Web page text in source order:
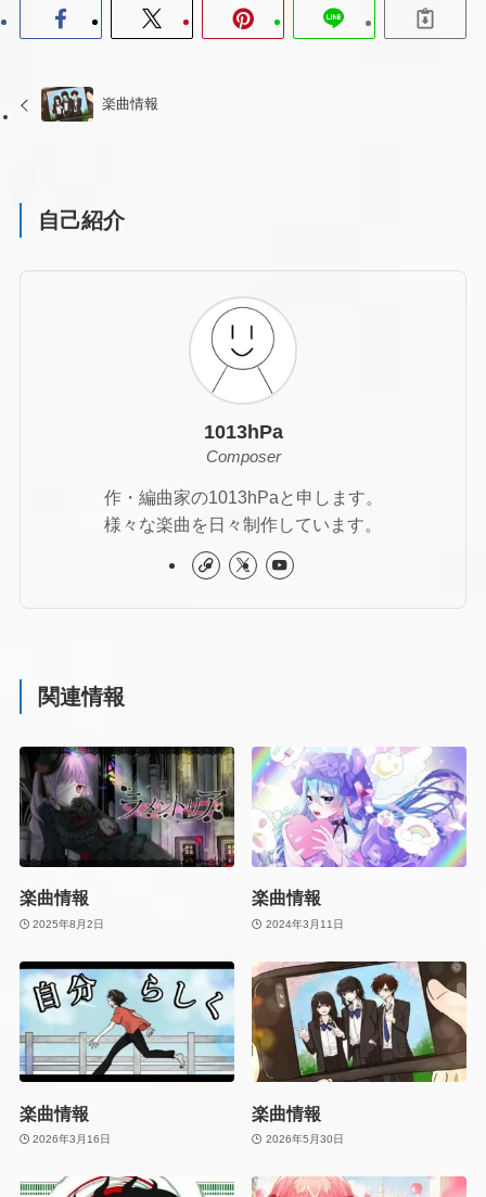
楽曲情報
自己紹介
1013hPa
Composer
作・編曲家の1013hPaと申します。
様々な楽曲を日々制作しています。
関連情報
楽曲情報
2025年8月2日
楽曲情報
2024年3月11日
楽曲情報
2026年3月16日
楽曲情報
2026年5月30日